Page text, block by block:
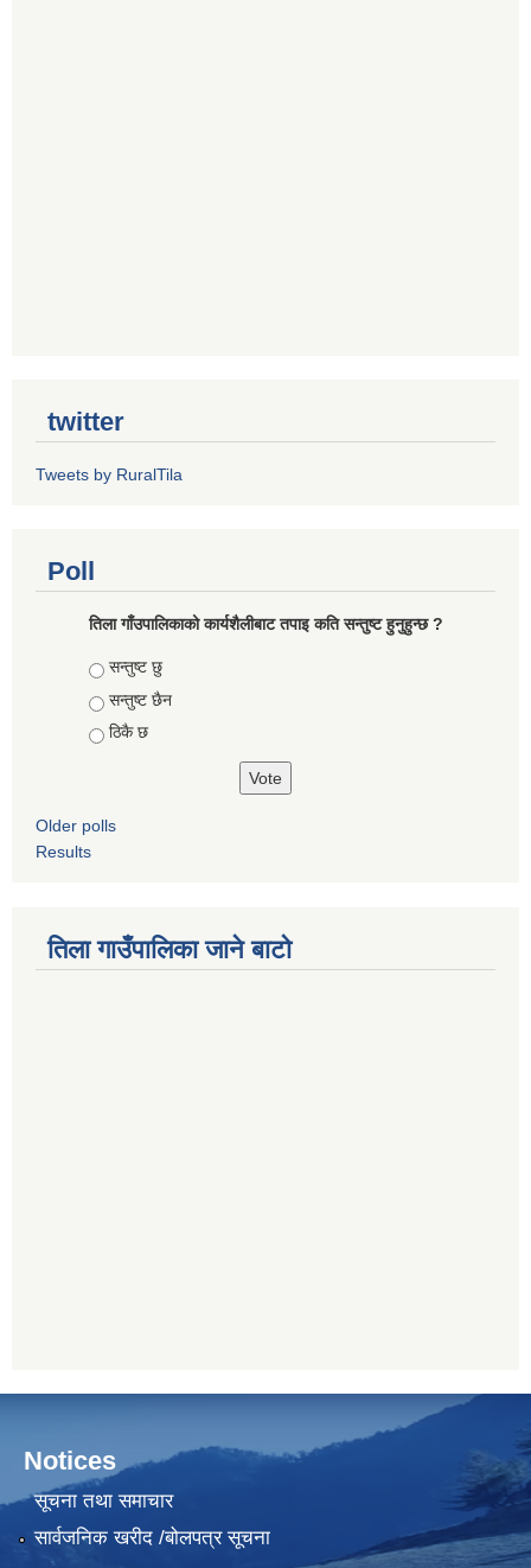
twitter
Tweets by RuralTila
Poll
तिला गाँउपालिकाको कार्यशैलीबाट तपाइ कति सन्तुष्ट हुनुहुन्छ ?
Choices
सन्तुष्ट छु
सन्तुष्ट छैन
ठिकै छ
Older polls
Results
तिला गाउँपालिका जाने बाटो
Notices
सूचना तथा समाचार
सार्वजनिक खरीद /बोलपत्र सूचना